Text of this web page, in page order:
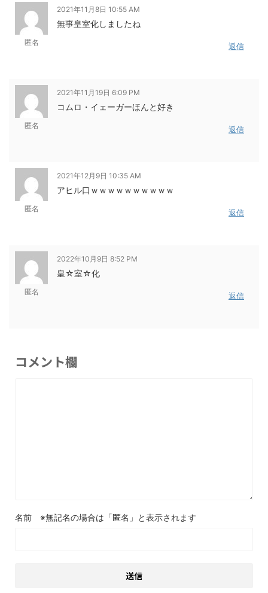
匿名
2021年11月8日 10:55 AM
無事皇室化しましたね
返信
匿名
2021年11月19日 6:09 PM
コムロ・イェーガーほんと好き
返信
匿名
2021年12月9日 10:35 AM
アヒル口ｗｗｗｗｗｗｗｗｗｗ
返信
匿名
2022年10月9日 8:52 PM
皇☆室☆化
返信
コメント欄
名前